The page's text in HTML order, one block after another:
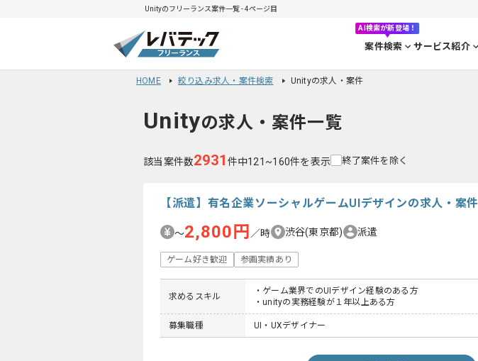
Unityのフリーランス案件一覧 - 4ページ目
AI検索が新登場！
案件検索 サービス紹介
HOME 絞り込み求人・案件検索 Unityの求人・案件
Unityの求人・案件一覧
該当案件数2931 件中121~160件を表示 終了案件を除く
【派遣】有名企業ソーシャルゲームUIデザインの求人・案件
〜2,800円／時 渋谷(東京都) 派遣
ゲーム好き歓迎 参画実績あり
求めるスキル
・ゲーム業界でのUIデザイン経験のある方
・unityの実務経験が１年以上ある方
募集職種 UI・UXデザイナー